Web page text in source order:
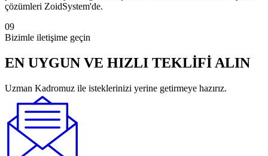
çözümleri ZoidSystem'de.
09
Bizimle iletişime geçin
EN UYGUN VE HIZLI TEKLİFİ ALIN
Uzman Kadromuz ile isteklerinizi yerine getirmeye hazırız.